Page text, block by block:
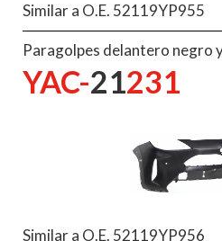
Similar a O.E. 52119YP955
Paragolpes delantero negro
YAC-21231
Similar a O.E. 52119YP956